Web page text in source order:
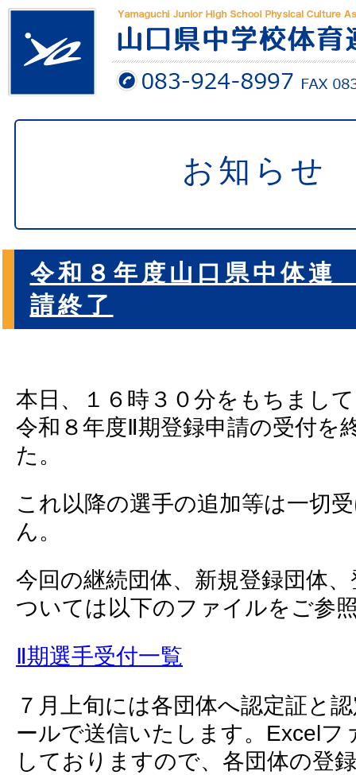
お知らせ
令和８年度山口県中体
請終了
本日、１６時３０分をもちまし
令和８年度Ⅱ期登録申請の受付を
た。
これ以降の選手の追加等は一切
ん。
今回の継続団体、新規登録団体
ついては以下のファイルをご参
Ⅱ期選手受付一覧
７月上旬には各団体へ認定証と
ールで送信いたします。Excelフ
しておりますので、各団体の登